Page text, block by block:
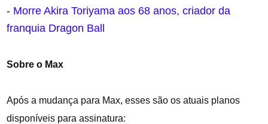
- Morre Akira Toriyama aos 68 anos, criador da
franquia Dragon Ball
Sobre o Max
Após a mudança para Max, esses são os atuais planos
disponíveis para assinatura: